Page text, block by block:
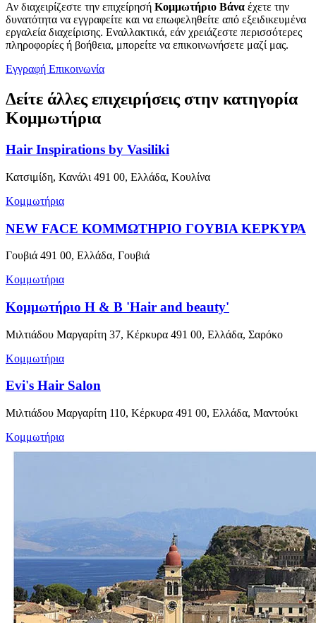
Αν διαχειρίζεστε την επιχείρησή Κομμωτήριο Βάνα έχετε την
δυνατότητα να εγγραφείτε και να επωφεληθείτε από εξειδικευμένα
εργαλεία διαχείρισης. Εναλλακτικά, εάν χρειάζεστε περισσότερες
πληροφορίες ή βοήθεια, μπορείτε να επικοινωνήσετε μαζί μας.
Εγγραφή Επικοινωνία
Δείτε άλλες επιχειρήσεις στην κατηγορία
Κομμωτήρια
Hair Inspirations by Vasiliki
Κατσιμίδη, Κανάλι 491 00, Ελλάδα, Κουλίνα
Κομμωτήρια
NEW FACE ΚΟΜΜΩΤΗΡΙΟ ΓΟΥΒΙΑ ΚΕΡΚΥΡΑ
Γουβιά 491 00, Ελλάδα, Γουβιά
Κομμωτήρια
Κομμωτήριο H & B 'Hair and beauty'
Μιλτιάδου Μαργαρίτη 37, Κέρκυρα 491 00, Ελλάδα, Σαρόκο
Κομμωτήρια
Evi's Hair Salon
Μιλτιάδου Μαργαρίτη 110, Κέρκυρα 491 00, Ελλάδα, Μαντούκι
Κομμωτήρια